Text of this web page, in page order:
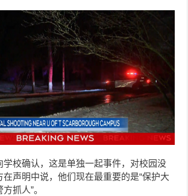
学校确认，这是单独一起事件，对校园没
声明中说，他们现在最重要的是“保护大
抓人”。